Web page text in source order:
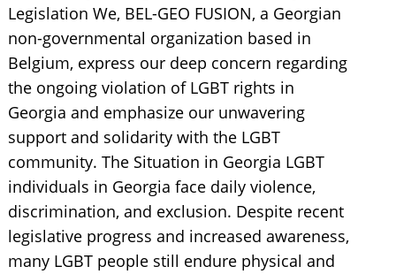
Legislation We, BEL-GEO FUSION, a Georgian
non-governmental organization based in
Belgium, express our deep concern regarding
the ongoing violation of LGBT rights in
Georgia and emphasize our unwavering
support and solidarity with the LGBT
community. The Situation in Georgia LGBT
individuals in Georgia face daily violence,
discrimination, and exclusion. Despite recent
legislative progress and increased awareness,
many LGBT people still endure physical and